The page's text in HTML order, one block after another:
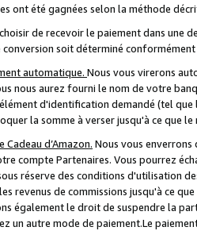
ont été gagnées selon la méthode
de recevoir le paiement dans une
conversion soit déterminé
automatique. Nous vous virerons
nous aurez fourni le nom de votre
d'identification demandé (tel que
la somme à verser jusqu'à ce que
d’Amazon. Nous vous
compte Partenaires. Vous pourrez
réserve des conditions d'utilisation
revenus de commissions jusqu'à ce
également le droit de suspendre la
un autre mode de paiement.Le